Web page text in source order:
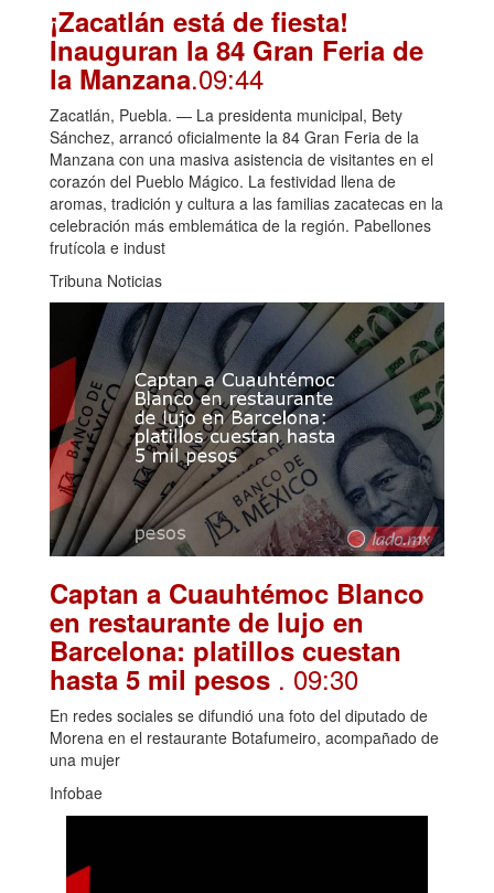
¡Zacatlán está de fiesta!
Inauguran la 84 Gran Feria de
la Manzana.09:44
Zacatlán, Puebla. — La presidenta municipal, Bety
Sánchez, arrancó oficialmente la 84 Gran Feria de la
Manzana con una masiva asistencia de visitantes en el
corazón del Pueblo Mágico. La festividad llena de
aromas, tradición y cultura a las familias zacatecas en la
celebración más emblemática de la región. Pabellones
frutícola e indust
Tribuna Noticias
Captan a Cuauhtémoc Blanco
en restaurante de lujo en
Barcelona: platillos cuestan
hasta 5 mil pesos . 09:30
En redes sociales se difundió una foto del diputado de
Morena en el restaurante Botafumeiro, acompañado de
una mujer
Infobae